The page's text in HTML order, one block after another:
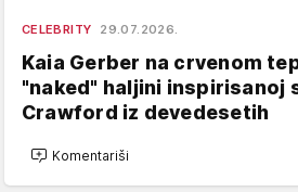
CELEBRITY 29.07.2026.
Kaia Gerber na crvenom
"naked" haljini inspirisanoj
Crawford iz devedesetih
Komentariši